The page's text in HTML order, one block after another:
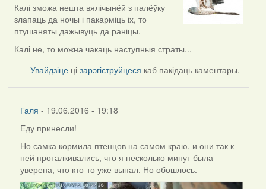
Калі зможа нешта вялічынёй з палёўку
злапаць да ночы і пакарміць іх, то
птушаняты дажывуць да раніцы.
Калі не, то можна чакаць наступныя страты...
Увайдзіце цізарэгіструйцеся каб пакідаць каментары.
Галя - 19.06.2016 - 19:18
In
reply
to
by
Harrier
Еду принесли!
Но самка кормила птенцов на самом краю, и они так к
ней проталкивались, что я несколько минут была
уверена, что кто-то уже выпал. Но обошлось.